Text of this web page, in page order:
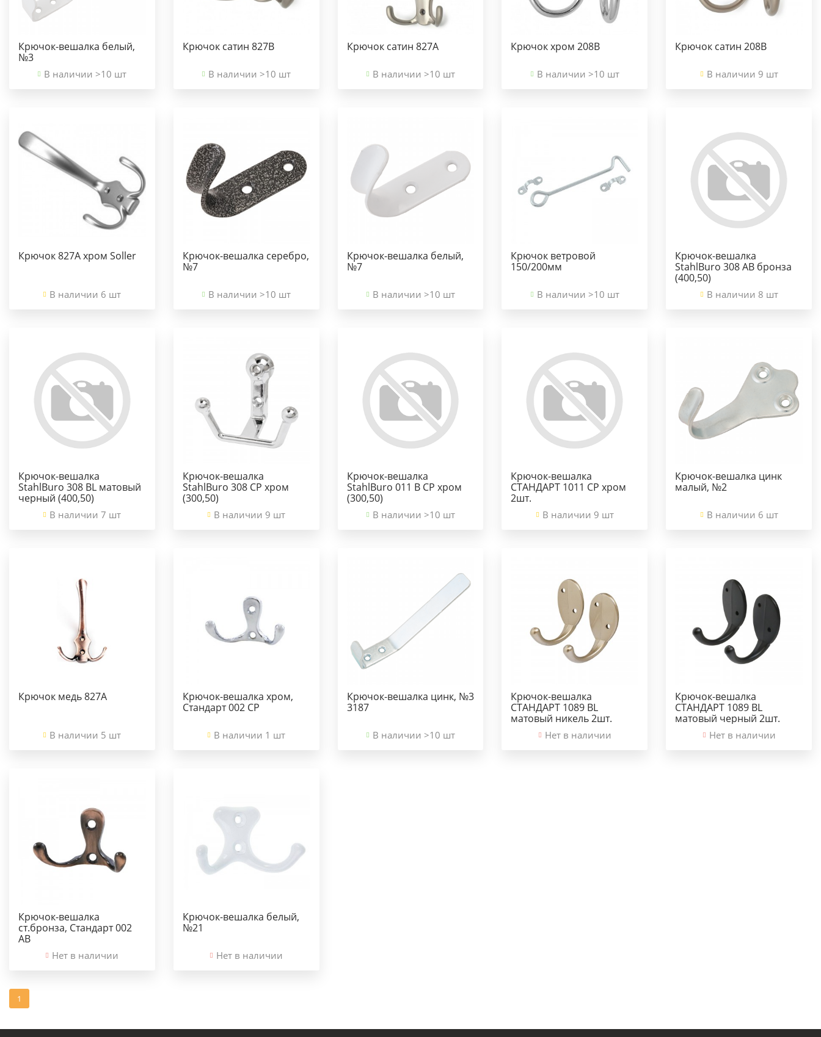
Крючок-вешалка белый,
№3
В наличии >10 шт
Крючок сатин 827В
В наличии >10 шт
Крючок сатин 827А
В наличии >10 шт
Крючок хром 208В
В наличии >10 шт
Крючок сатин 208В
В наличии 9 шт
Крючок 827А хром Soller
В наличии 6 шт
Крючок-вешалка серебро,
№7
В наличии >10 шт
Крючок-вешалка белый,
№7
В наличии >10 шт
Крючок ветровой
150/200мм
В наличии >10 шт
Крючок-вешалка
StahlBuro 308 АВ бронза
(400,50)
В наличии 8 шт
Крючок-вешалка
StahlBuro 308 BL матовый
черный (400,50)
В наличии 7 шт
Крючок-вешалка
StahlBuro 308 СР хром
(300,50)
В наличии 9 шт
Крючок-вешалка
StahlBuro 011 В СР хром
(300,50)
В наличии >10 шт
Крючок-вешалка
СТАНДАРТ 1011 СР хром
2шт.
В наличии 9 шт
Крючок-вешалка цинк
малый, №2
В наличии 6 шт
Крючок медь 827А
В наличии 5 шт
Крючок-вешалка хром,
Стандарт 002 СР
В наличии 1 шт
Крючок-вешалка цинк, №3
3187
В наличии >10 шт
Крючок-вешалка
СТАНДАРТ 1089 BL
матовый никель 2шт.
Нет в наличии
Крючок-вешалка
СТАНДАРТ 1089 BL
матовый черный 2шт.
Нет в наличии
Крючок-вешалка
ст.бронза, Стандарт 002
АВ
Нет в наличии
Крючок-вешалка белый,
№21
Нет в наличии
1